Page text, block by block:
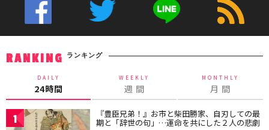
RANKING ランキング
DAILY
24時間
WEEKLY
週 間
MONTHLY
月 間
1 『豊臣兄弟！』お市と柴田勝家、自刃しての最
期と「辞世の句」…運命を共にした２人の悲劇